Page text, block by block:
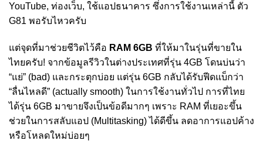
YouTube, ท่องเว็บ, ใช้แอปธนาคาร ซึ่งการใช้งานเหล่านี้ ตัว
G81 พอรับไหวครับ
แต่จุดที่มาช่วยชีวิตไว้คือ RAM 6GB ที่ให้มาในรุ่นที่ขายใน
ไทยครับ! จากข้อมูลรีวิวในต่างประเทศที่รุ่น 4GB โดนบ่นว่า
“แย่” (bad) และกระตุกบ่อย แต่รุ่น 6GB กลับได้รับฟีดแบ็กว่า
“ลื่นไหลดี” (actually smooth) ในการใช้งานทั่วไป การที่ไทย
ได้รุ่น 6GB มาขายจึงเป็นข้อดีมากๆ เพราะ RAM ที่เยอะขึ้น
ช่วยในการสลับแอป (Multitasking) ได้ดีขึ้น ลดอาการแอปค้าง
หรือโหลดใหม่บ่อยๆ